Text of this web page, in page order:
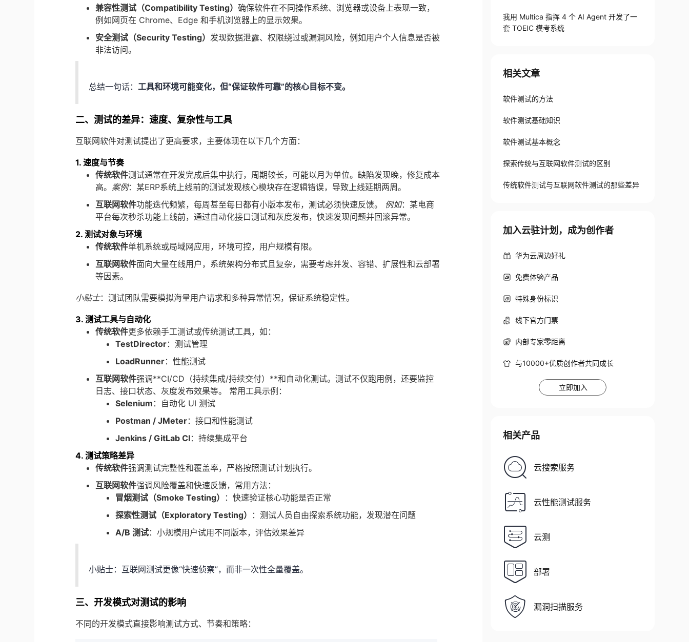
兼容性测试（Compatibility Testing）确保软件在不同操作系统、浏览器或设备上表现一致，
例如网页在 Chrome、Edge 和手机浏览器上的显示效果。
安全测试（Security Testing）发现数据泄露、权限绕过或漏洞风险，例如用户个人信息是否被
非法访问。
总结一句话：工具和环境可能变化，但“保证软件可靠”的核心目标不变。
二、测试的差异：速度、复杂性与工具
互联网软件对测试提出了更高要求，主要体现在以下几个方面：
1. 速度与节奏
传统软件测试通常在开发完成后集中执行，周期较长，可能以月为单位。缺陷发现晚，修复成本
高。 案例：某ERP系统上线前的测试发现核心模块存在逻辑错误，导致上线延期两周。
互联网软件功能迭代频繁，每周甚至每日都有小版本发布，测试必须快速反馈。 例如：某电商
平台每次秒杀功能上线前，通过自动化接口测试和灰度发布，快速发现问题并回滚异常。
2. 测试对象与环境
传统软件单机系统或局域网应用，环境可控，用户规模有限。
互联网软件面向大量在线用户，系统架构分布式且复杂，需要考虑并发、容错、扩展性和云部署
等因素。
小贴士：测试团队需要模拟海量用户请求和多种异常情况，保证系统稳定性。
3. 测试工具与自动化
传统软件更多依赖手工测试或传统测试工具，如：
TestDirector：测试管理
LoadRunner：性能测试
互联网软件强调**CI/CD（持续集成/持续交付）**和自动化测试。测试不仅跑用例，还要监控
日志、接口状态、灰度发布效果等。 常用工具示例：
Selenium ：自动化 UI 测试
Postman / JMeter：接口和性能测试
Jenkins / GitLab CI：持续集成平台
4. 测试策略差异
传统软件强调测试完整性和覆盖率，严格按照测试计划执行。
互联网软件强调风险覆盖和快速反馈，常用方法：
冒烟测试（Smoke Testing）
：快速验证核心功能是否正常
探索性测试（Exploratory Testing）
：测试人员自由探索系统功能，发现潜在问题
A/B 测试：小规模用户试用不同版本，评估效果差异
小贴士：互联网测试更像“快速侦察”，而非一次性全量覆盖。
三、开发模式对测试的影响
不同的开发模式直接影响测试方式、节奏和策略：
我用 Multica 指挥 4 个 AI Agent 开发了一
套 TOEIC 模考系统
相关文章
软件测试的方法
软件测试基础知识
软件测试基本概念
探索传统与互联网软件测试的区别
传统软件测试与互联网软件测试的那些差异
加入云驻计划，成为创作者
华为云周边好礼
免费体验产品
特殊身份标识
线下官方门票
内部专家零距离
与10000+优质创作者共同成长
立即加入
相关产品
云搜索服务
云性能测试服务
云测
部署
漏洞扫描服务